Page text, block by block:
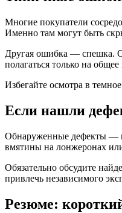
Многие покупатели
Именно там могут быть
Другая ошибка — спешка.
полагаться только на
Избегайте осмотра в
Если нашли
Обнаруженные дефекты —
вмятины на лонжеронах
Обязательно обсудите
привлечь независимого
Резюме: